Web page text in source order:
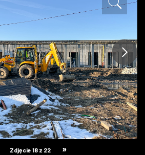
Zdjęcie 18 z 22 »